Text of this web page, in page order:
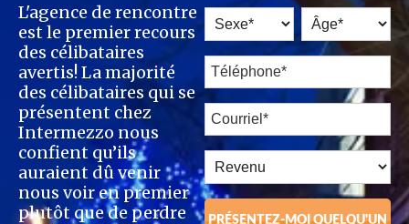
L'agence de rencontre
est le premier recours
des célibataires
avertis! La majorité
des célibataires qui se
présentent chez
Intermezzo nous
confient qu’ils
auraient dû venir
nous voir en premier
plutôt que de perdre
PRÉSENTEZ-MOI QUELQU'UN